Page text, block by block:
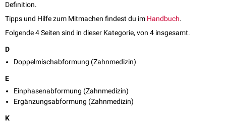
Definition.
Tipps und Hilfe zum Mitmachen findest du im Handbuch.
Folgende 4 Seiten sind in dieser Kategorie, von 4 insgesamt.
D
Doppelmischabformung (Zahnmedizin)
E
Einphasenabformung (Zahnmedizin)
Ergänzungsabformung (Zahnmedizin)
K